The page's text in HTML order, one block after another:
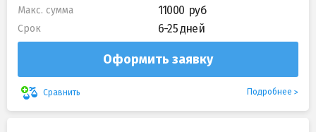
Макс. сумма 11000
Срок 6-25 дней
Оформить заявку
Сравнить Подробнее